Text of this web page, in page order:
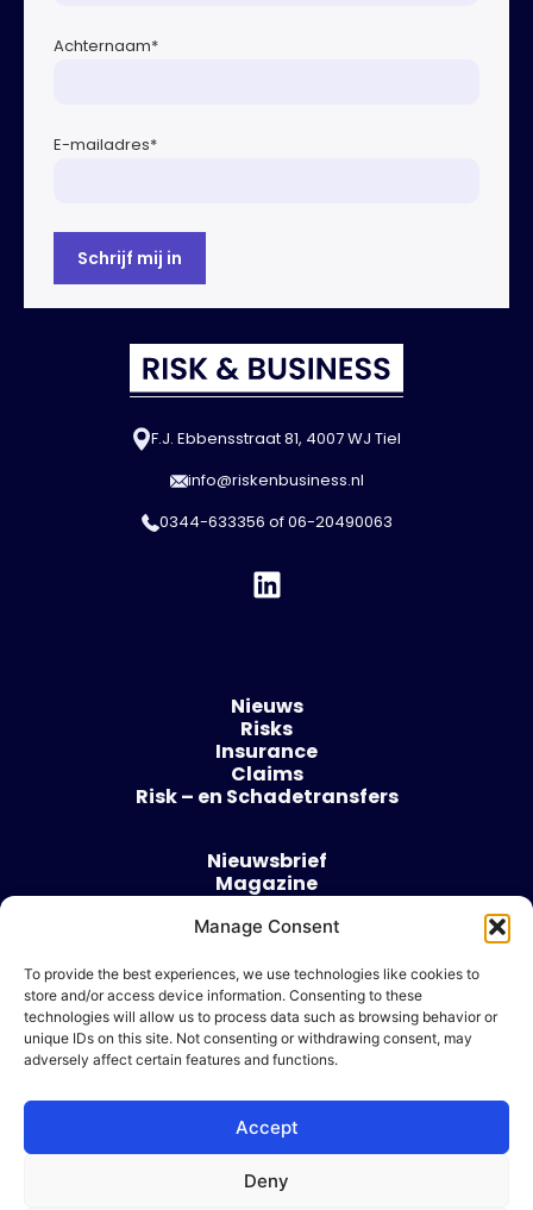
Manage Consent
To provide the best experiences, we use technologies like cookies to
store and/or access device information. Consenting to these
technologies will allow us to process data such as browsing behavior or
unique IDs on this site. Not consenting or withdrawing consent, may
adversely affect certain features and functions.
Accept
Deny
Achternaam*
E-mailadres*
F.J. Ebbensstraat 81, 4007 WJ Tiel
info@riskenbusiness.nl
0344-633356 of06-20490063
Nieuws
Risks
Insurance
Claims
Risk – en Schadetransfers
Nieuwsbrief
Magazine
Over
Algemene voorwaarden
Cookie beleid
Ik wil adverteren